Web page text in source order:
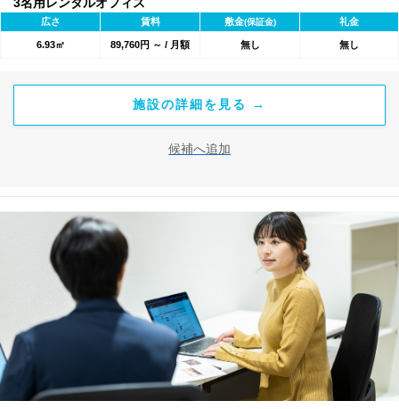
3名用レンタルオフィス
広さ 賃料 敷金(保証金) 礼金
6.93㎡ 89,760円 ～ / 月額 無し 無し
施設の詳細を見る →
候補へ追加